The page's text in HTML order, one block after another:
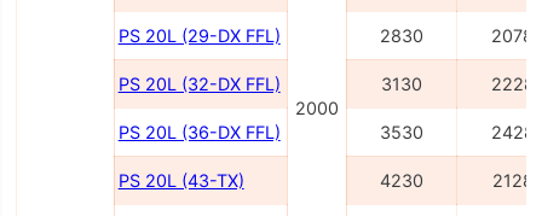
2000
PS 20L (29-DX FFL) 2830 2078
PS 20L (32-DX FFL) 3130 2228
PS 20L (36-DX FFL) 3530 2428
PS 20L (43-TX) 4230 2128